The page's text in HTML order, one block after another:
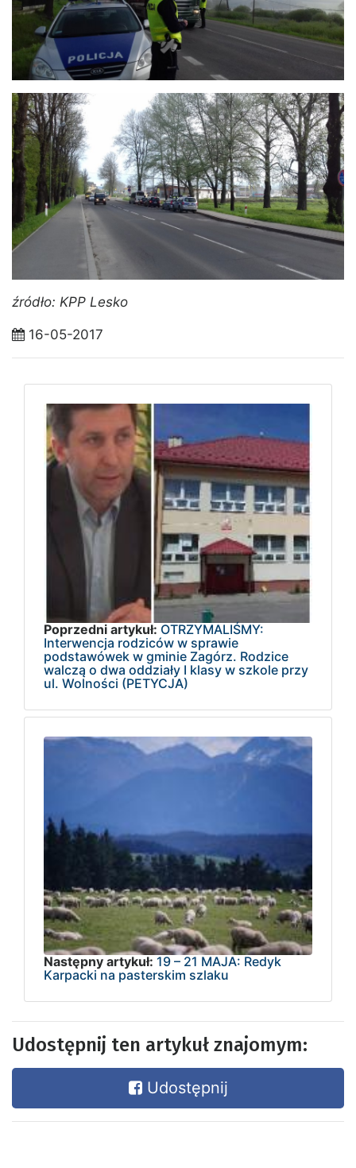
źródło: KPP Lesko
16-05-2017
Poprzedni artykuł: OTRZYMALIŚMY:
Interwencja rodziców w sprawie
podstawówek w gminie Zagórz. Rodzice
walczą o dwa oddziały I klasy w szkole przy
ul. Wolności (PETYCJA)
Następny artykuł: 19 – 21 MAJA: Redyk
Karpacki na pasterskim szlaku
Udostępnij ten artykuł znajomym:
Udostępnij